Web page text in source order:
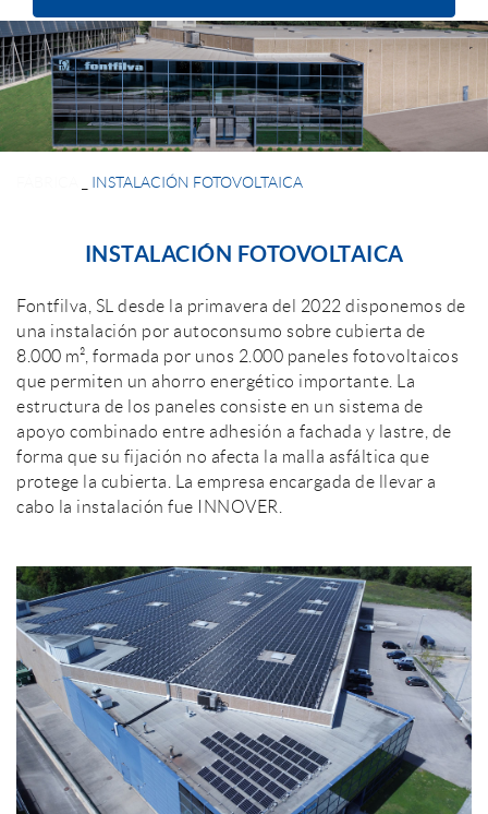
INSTALACIÓN FOTOVOLTAICA
INSTALACIÓN FOTOVOLTAICA
Fontfilva, SL desde la primavera del 2022 disponemos de
una instalación por autoconsumo sobre cubierta de
8.000 m², formada por unos 2.000 paneles fotovoltaicos
que permiten un ahorro energético importante. La
estructura de los paneles consiste en un sistema de
apoyo combinado entre adhesión a fachada y lastre, de
forma que su fijación no afecta la malla asfáltica que
protege la cubierta. La empresa encargada de llevar a
cabo la instalación fue INNOVER.